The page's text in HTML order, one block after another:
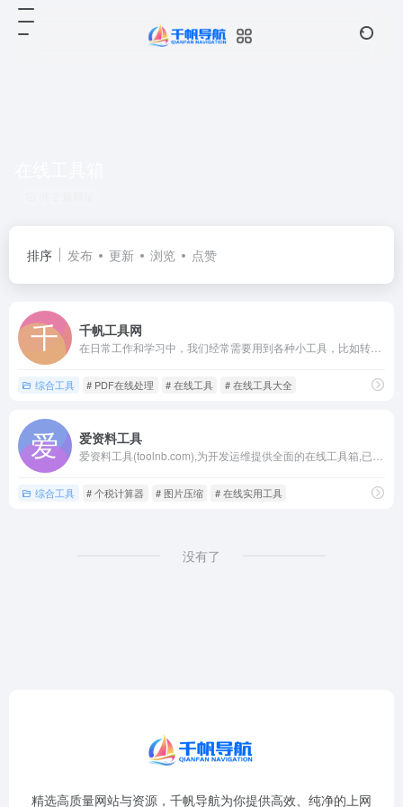
排序 发布 更新 浏览 点赞
千帆工具网
综合工具 # PDF在线处理 # 在线工具 # 在线工具大全
爱资料工具
综合工具 # 个税计算器 # 图片压缩 # 在线实用工具
没有了
精选高质量网站与资源，千帆导航为你提供高效、纯净的上网